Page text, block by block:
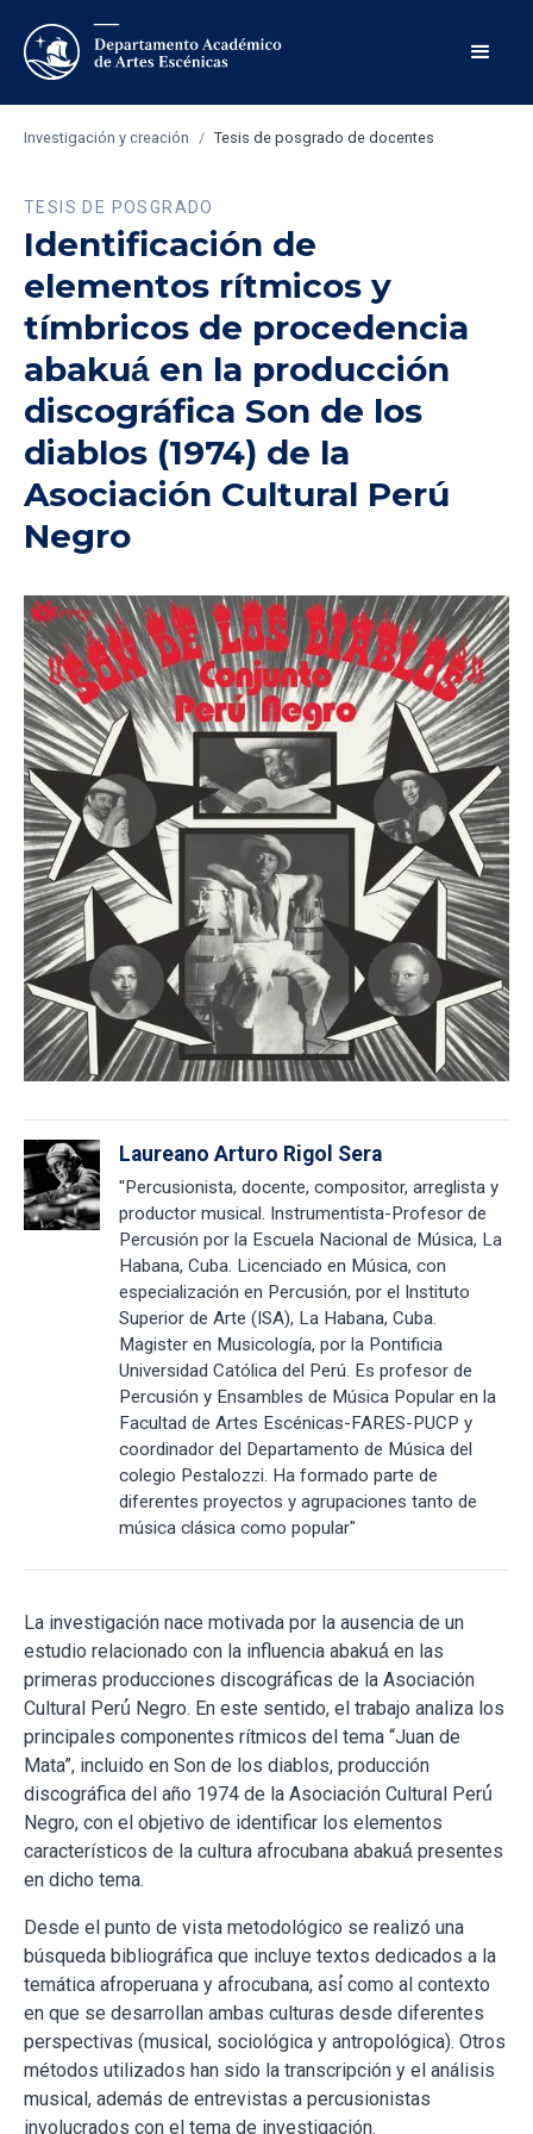
Investigación y creación / Tesis de posgrado de docentes
TESIS DE POSGRADO
Identificación de
elementos rítmicos y
tímbricos de procedencia
abakuá́ en la producción
discográfica Son de los
diablos (1974) de la
Asociación Cultural Perú
Negro
Laureano Arturo Rigol Sera
"Percusionista, docente, compositor, arreglista y
productor musical. Instrumentista-Profesor de
Percusión por la Escuela Nacional de Música, La
Habana, Cuba. Licenciado en Música, con
especialización en Percusión, por el Instituto
Superior de Arte (ISA), La Habana, Cuba.
Magister en Musicología, por la Pontificia
Universidad Católica del Perú. Es profesor de
Percusión y Ensambles de Música Popular en la
Facultad de Artes Escénicas-FARES-PUCP y
coordinador del Departamento de Música del
colegio Pestalozzi. Ha formado parte de
diferentes proyectos y agrupaciones tanto de
música clásica como popular"
La investigación nace motivada por la ausencia de un
estudio relacionado con la influencia abakuá́ en las
primeras producciones discográficas de la Asociación
Cultural Perú́ Negro. En este sentido, el trabajo analiza los
principales componentes rítmicos del tema “Juan de
Mata”, incluido en Son de los diablos, producción
discográfica del año 1974 de la Asociación Cultural Perú́
Negro, con el objetivo de identificar los elementos
característicos de la cultura afrocubana abakuá́ presentes
en dicho tema.
Desde el punto de vista metodológico se realizó una
búsqueda bibliográfica que incluye textos dedicados a la
temática afroperuana y afrocubana, así́ como al contexto
en que se desarrollan ambas culturas desde diferentes
perspectivas (musical, sociológica y antropológica). Otros
métodos utilizados han sido la transcripción y el análisis
musical, además de entrevistas a percusionistas
involucrados con el tema de investigación.